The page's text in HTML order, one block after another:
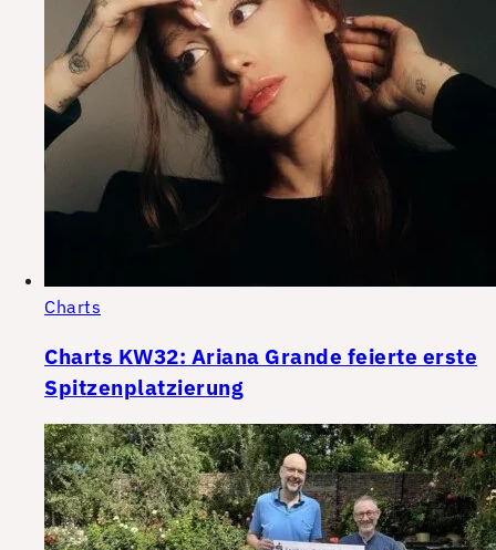
Charts
Charts KW32: Ariana Grande feierte erste
Spitzenplatzierung